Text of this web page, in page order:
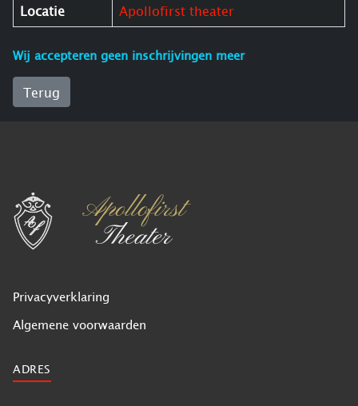
Locatie Apollofirst theater
Wij accepteren geen inschrijvingen meer
Terug
Privacyverklaring
Algemene voorwaarden
ADRES